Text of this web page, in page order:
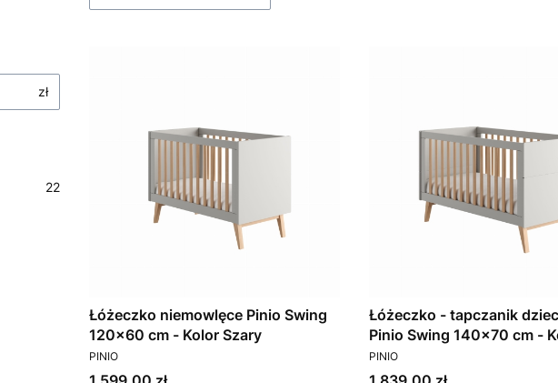
zł
22
Łóżeczko niemowlęce Pinio Swing
120x60 cm - Kolor Szary
PRODUCENT
PINIO
Łóżeczko - tapczanik
Pinio Swing 140x70 cm -
Szary
PRODUCENT
PINIO